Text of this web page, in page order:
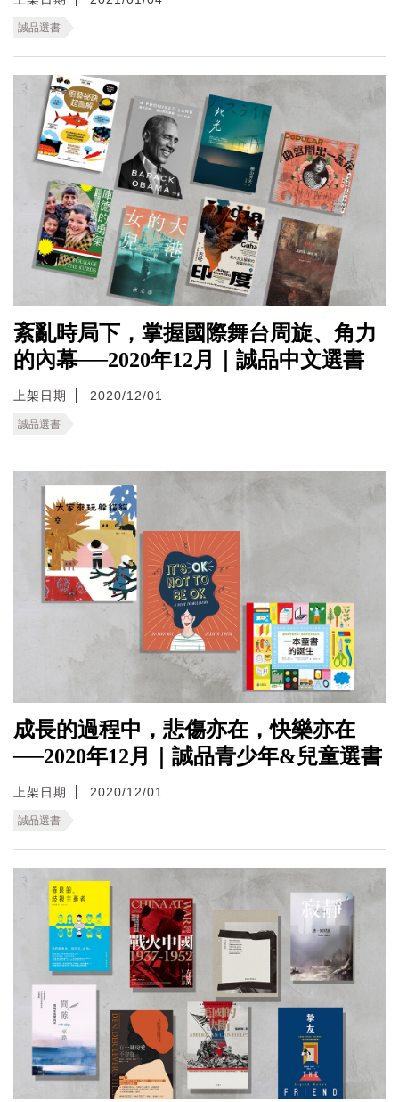
誠品選書
紊亂時局下，掌握國際舞台周旋、角力
的內幕──2020年12月｜誠品中文選書
上架日期 2020/12/01
誠品選書
成長的過程中，悲傷亦在，快樂亦在
──2020年12月｜誠品青少年&兒童選書
上架日期 2020/12/01
誠品選書